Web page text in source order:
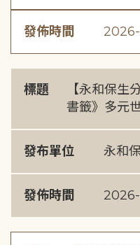
發佈時間
標題
【永和保生
書籤》多元
發布單位 永和
發佈時間